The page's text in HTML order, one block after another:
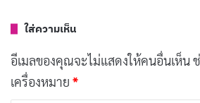
งานสร้างที่สดใสและมีชีวิตชี
My Deer Friend Nokotan มีภาพเคลื่
ใส่ความเห็น
อีเมลของคุณจะไม่แสดงให้คนอื่นเห็น
เครื่องหมาย *